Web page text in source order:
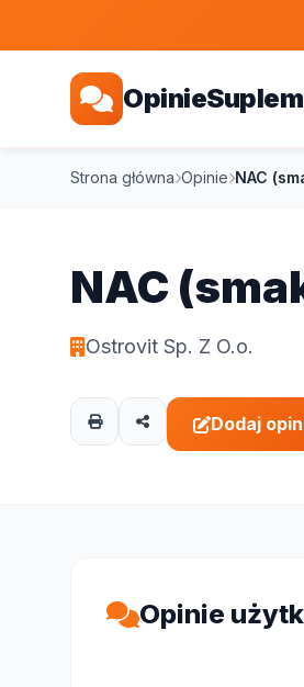
Strona główna Opinie NAC
NAC
Ostrovit Sp. Z O.o.
Dodaj
Opinie